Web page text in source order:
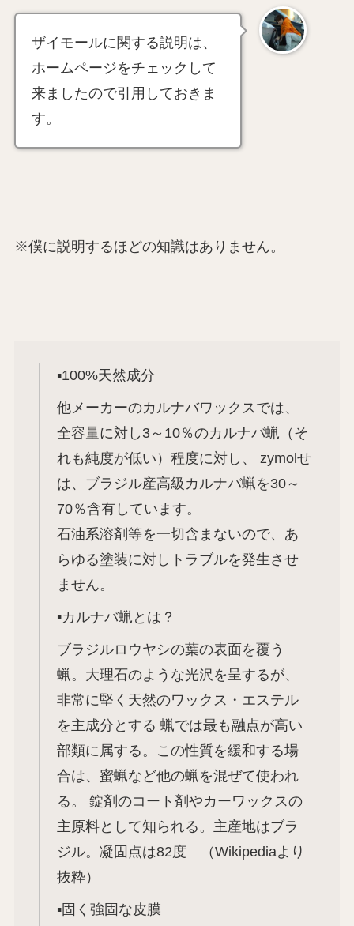
ザイモールに関する説明は、
ホームページをチェックして
来ましたので引用しておきま
す。
※僕に説明するほどの知識はありません。
▪️100%天然成分
他メーカーのカルナバワックスでは、
全容量に対し3～10％のカルナバ蝋（そ
れも純度が低い）程度に対し、 zymolせ
は、ブラジル産高級カルナバ蝋を30～
70％含有しています。
石油系溶剤等を一切含まないので、あ
らゆる塗装に対しトラブルを発生させ
ません。
▪️カルナバ蝋とは？
ブラジルロウヤシの葉の表面を覆う
蝋。大理石のような光沢を呈するが、
非常に堅く天然のワックス・エステル
を主成分とする 蝋では最も融点が高い
部類に属する。この性質を緩和する場
合は、蜜蝋など他の蝋を混ぜて使われ
る。 錠剤のコート剤やカーワックスの
主原料として知られる。主産地はブラ
ジル。凝固点は82度 （Wikipediaより
抜粋）
▪️固く強固な皮膜